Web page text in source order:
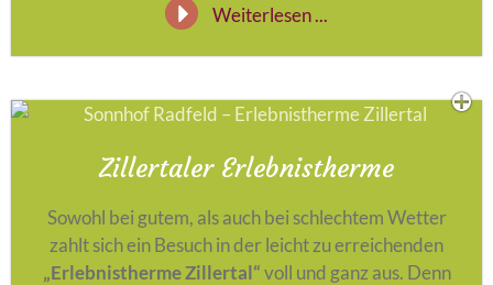
Weiterlesen ...
Zillertaler Erlebnistherme
Sowohl bei gutem, als auch bei schlechtem Wetter
zahlt sich ein Besuch in der leicht zu erreichenden
„Erlebnistherme Zillertal“voll und ganz aus. Denn